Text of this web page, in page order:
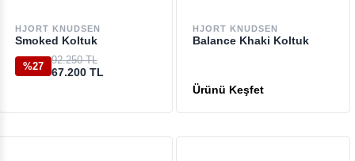
HJORT KNUDSEN
Smoked Koltuk
%27
92.250 TL
67.200 TL
HJORT KNUDSEN
Balance Khaki Koltuk